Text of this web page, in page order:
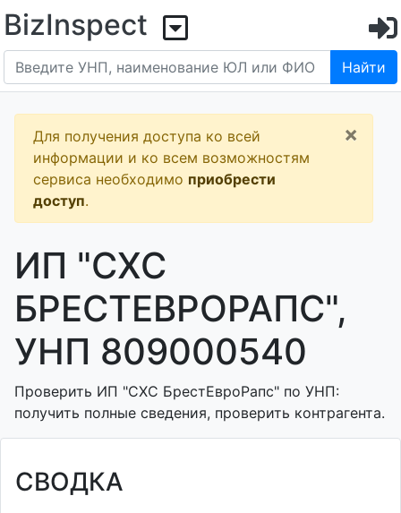
BizInspect
Найти
Для получения доступа ко всей
информации и ко всем возможностям
сервиса необходимо приобрести
доступ.
×
ИП "СХС
БРЕСТЕВРОРАПС",
УНП 809000540
Проверить ИП "СХС БрестЕвроРапс" по УНП:
получить полные сведения, проверить контрагента.
СВОДКА